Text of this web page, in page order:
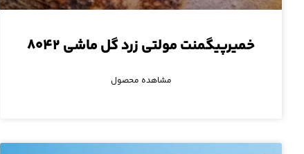
خمیرپیگمنت مولتی زرد گل ماشی ۸۰۴۲
مشاهده محصول